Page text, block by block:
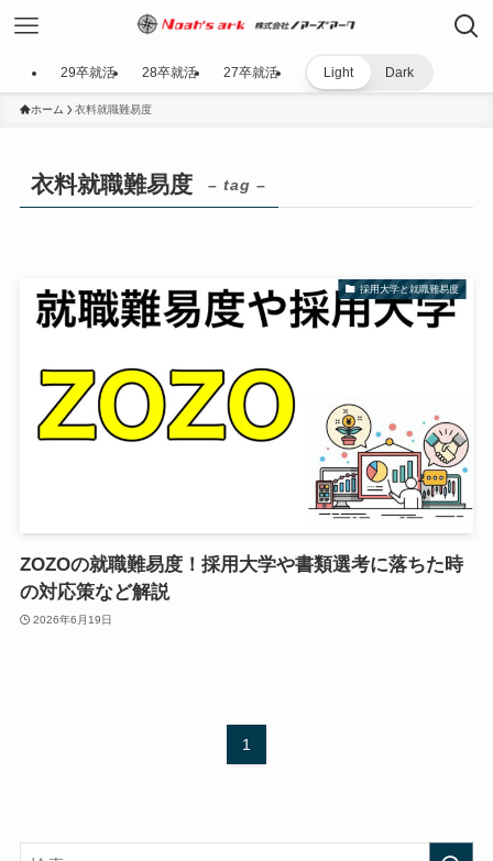
29卒就活 28卒就活 27卒就活 Light Dark
ホーム 衣料就職難易度
衣料就職難易度 – tag –
採用大学と就職難易度
ZOZOの就職難易度！採用大学や書類選考に落ちた時
の対応策など解説
2026年6月19日
1